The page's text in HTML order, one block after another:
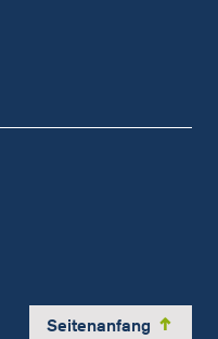
Seitenanfang y